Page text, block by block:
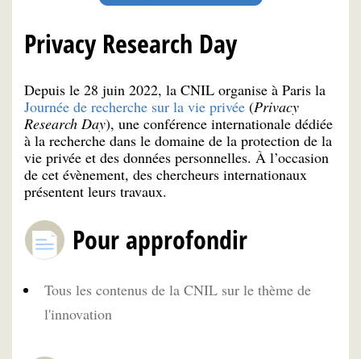
Privacy Research Day
Depuis le 28 juin 2022, la CNIL organise à Paris la
Journée de recherche sur la vie privée (Privacy
Research Day), une conférence internationale dédiée
à la recherche dans le domaine de la protection de la
vie privée et des données personnelles. À l’occasion
de cet évènement, des chercheurs internationaux
présentent leurs travaux.
Pour approfondir
Tous les contenus de la CNIL sur le thème de
l'innovation